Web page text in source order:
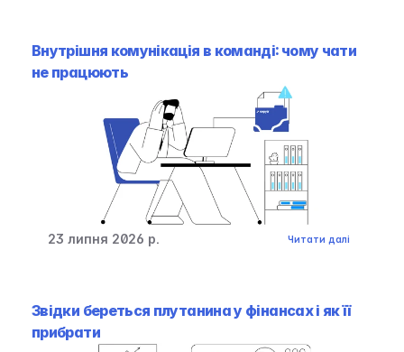
Внутрішня комунікація в команді: чому чати
не працюють
23 липня 2026 р. Читати далі
Звідки береться плутанина у фінансах і як її
прибрати